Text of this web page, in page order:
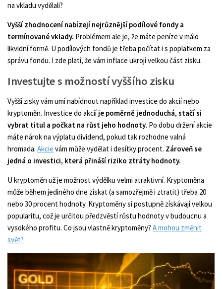
na vkladu vydělali?
Vyšší zhodnocení nabízejí nejrůznější podílové fondy a
termínované vklady. Problémem ale je, že máte peníze v málo
likvidní formě. U podílových fondů je třeba počítat i s poplatkem za
správu fondu. I zde platí, že vám inflace ukrojí velkou část zisku.
Investujte s možností vyššího zisku
Vyšší zisky vám umí nabídnout například investice do akcií nebo
kryptoměn. Investice do akciíje poměrně jednoduchá, stačí si
vybrat titul a počkat na růst jeho hodnoty. Po dobu držení akcie
máte nárok na výplatu dividend, pokud tak rozhodne valná
hromada. Akcie vám může vydělat i desítky procent. Zároveň se
jedná o investici, která přináší riziko ztráty hodnoty.
U kryptoměn už je možnost výdělku velmi atraktivní. Kryptoměna
může během jediného dne získat (a samozřejmě i ztratit) třeba 20
nebo 30 procent hodnoty. Kryptoměny si postupně získávají velkou
popularitu, což je určitou předzvěstí růstu hodnoty v budoucnu a
vysokého profitu. Co jsou vlastně kryptoměny? A mohou změnit
svět?